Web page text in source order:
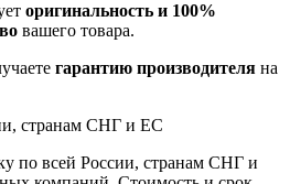
оригинальность и 100%
вашего товара.
гарантию производителя на
странам СНГ и ЕС
по всей России, странам СНГ и